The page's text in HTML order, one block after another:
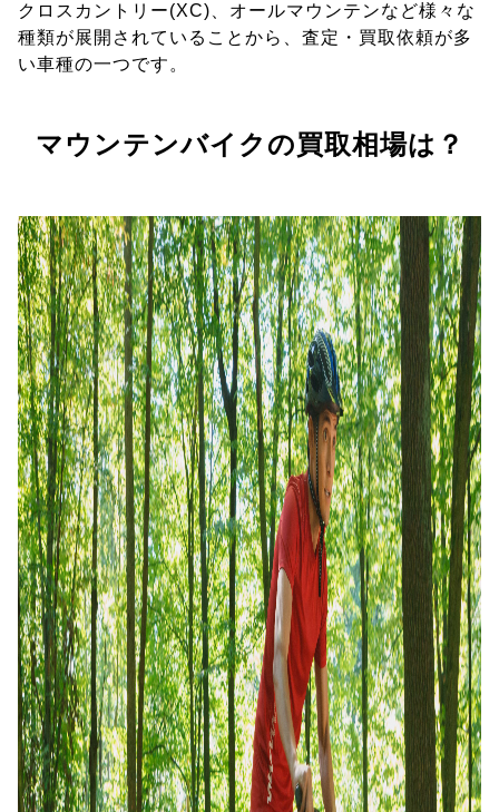
クロスカントリー(XC)、オールマウンテンなど様々な
種類が展開されていることから、査定・買取依頼が多
い車種の一つです。
マウンテンバイクの買取相場は？